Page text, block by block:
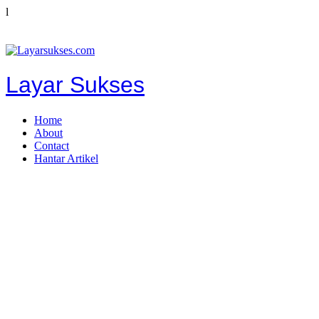
l
Layar Sukses
Home
About
Contact
Hantar Artikel